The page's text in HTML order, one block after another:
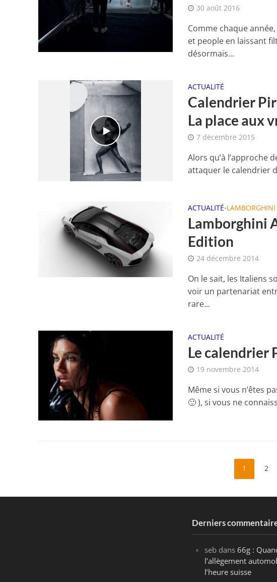
30 août 2016
Comme chaque
et people en laissant
désormais...
ACTUALITÉ
Calendrier
La place aux
7 décembre 2015
Alors qu’à l’approche
attaquer le calendrier
ACTUALITÉ•LAMBORGHINI
Lamborghini
Edition
24 décembre 2014
On le sait, les Italiens
voir un partenariat
rare...
ACTUALITÉ
Le calendrier
19 novembre 2014
Même si vous n’êtes
🙂 ), si vous ne
1 2
Derniers
seb dans66g :
l’allègement
l’heure suisse